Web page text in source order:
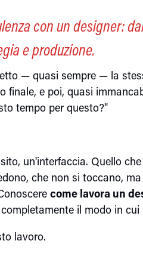
con un designer:
e produzione.
— quasi sempre — la
finale, e poi, quasi
tempo per questo?"
un'interfaccia. Quello
che non si toccano,
come lavora un
il modo in
lavoro.